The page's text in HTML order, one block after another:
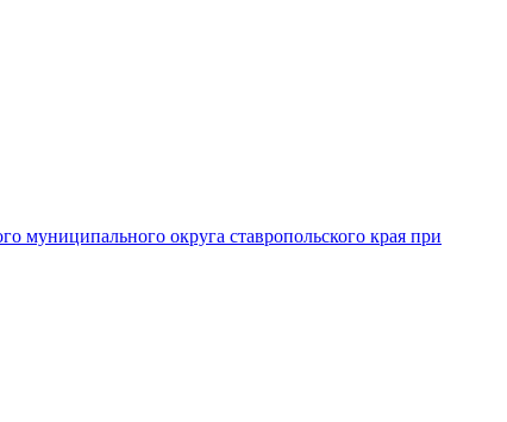
муниципального округа ставропольского края при